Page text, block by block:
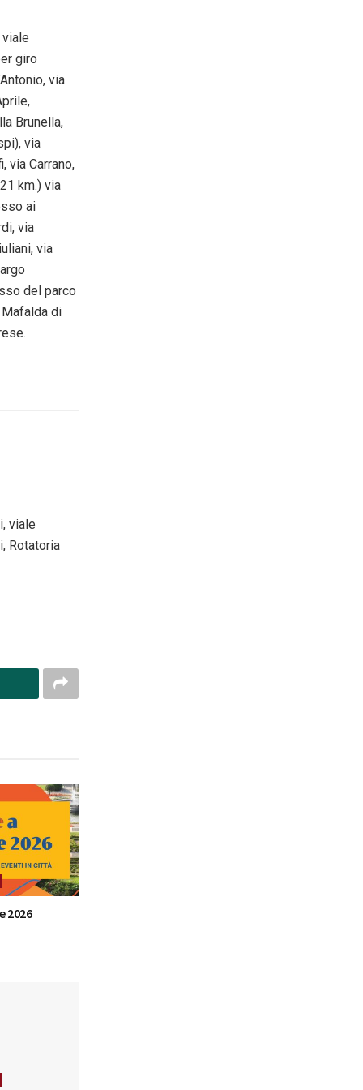
giro
via
Brunella,
via
via Carrano,
km.) via
ai
via
via
del parco
di
viale
Rotatoria
2026